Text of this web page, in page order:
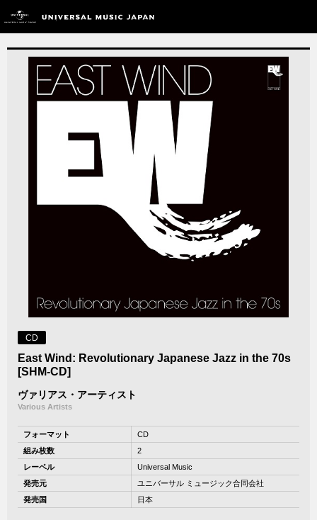
CD
East Wind: Revolutionary Japanese Jazz in the 70s
[SHM-CD]
ヴァリアス・アーティスト
Various Artists
フォーマット
CD
組み枚数
2
レーベル
Universal Music
発売元
ユニバーサル ミュージック合同会社
発売国
日本